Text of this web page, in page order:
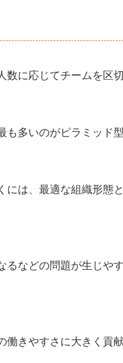
数に応じてチームを区
も多いのがピラミッド
には、最適な組織形態
るなどの問題が生じや
働きやすさに大きく貢